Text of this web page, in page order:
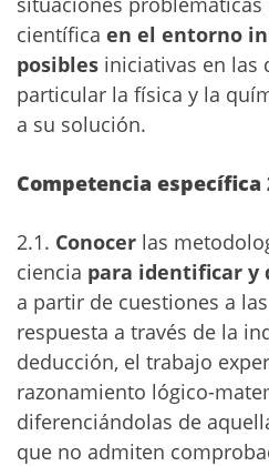
científica en el entorno
posibles iniciativas en las
particular la física y la
a su solución.
Competencia específica
2.1. Conocer las
ciencia para identificar y
a partir de cuestiones a
respuesta a través de la
deducción, el trabajo
razonamiento lógico-
diferenciándolas de
que no admiten